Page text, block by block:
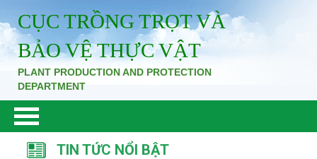
CỤC TRỒNG TRỌT VÀ
BẢO VỆ THỰC VẬT
PLANT PRODUCTION AND PROTECTION
DEPARTMENT
TIN TỨC NỔI BẬT